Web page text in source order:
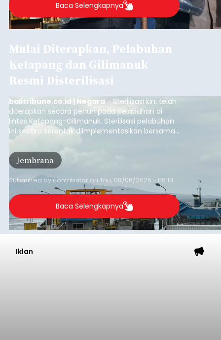
Baca Selengkapnya
Mulai Diterapkan, Pelabuhan
Ketapang dan Gilimanuk
Resmi Disterilisasi
balitribune.co.id | Negara - Sterilisasi kini telah
diterapkan secara penuh pada pelabuhan di
lintas Ketapang-Gilimanuk. Sterilisasi pelabuhan
ini secara serentak diimplementasikan bersama
empat pelabuhan utama lainnya, yakni
Pelabuhan Merak, Bakauheni, Kayangan, dan
Lembar pada Rabu (5/8/2026).
Jembrana
Submitted by contributor on Thu, 08/06/2026 - 06:14
Baca Selengkapnya
Iklan